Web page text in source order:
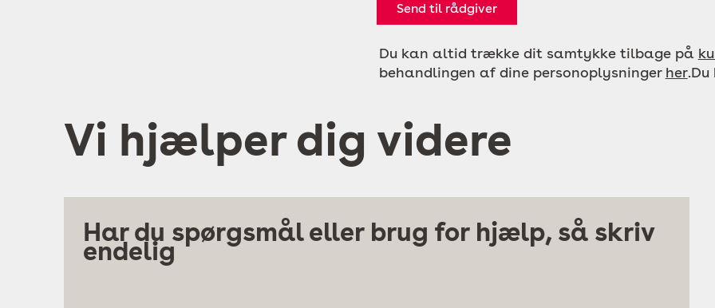
Send til rådgiver
Du kan altid trække dit samtykke tilbage på
behandlingen af dine personoplysninger her
Vi hjælper dig videre
Har du spørgsmål eller brug for hjælp, så skriv
endelig